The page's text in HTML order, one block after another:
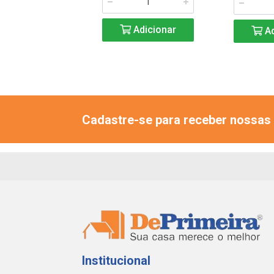
Adicionar
Cadastre-se para receber
Institucional